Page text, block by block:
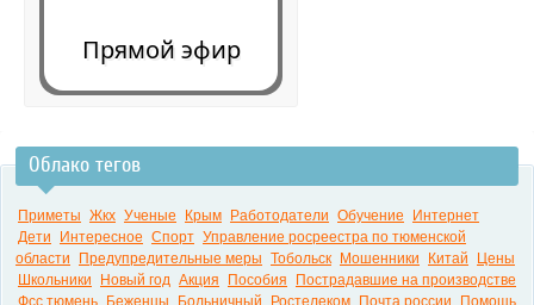
Прямой эфир
Облако тегов
Приметы Жкх Ученые Крым Работодатели Обучение
Интернет
Дети
Интересное Спорт Управление росреестра по тюменской
области
Предупредительные меры Тобольск Мошенники Китай
Цены
Школьники
Новый год Акция Пособия
Пострадавшие на производстве
Фсс тюмень
Беженцы Больничный Ростелеком Почта россии
Помощь